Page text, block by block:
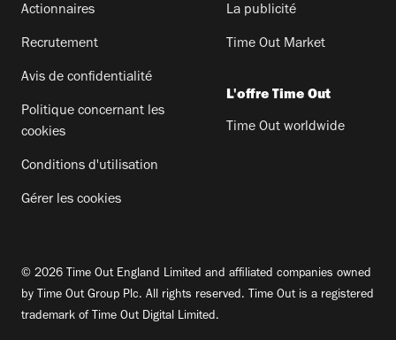
Actionnaires
Recrutement
Avis de confidentialité
Politique concernant les
cookies
Conditions d'utilisation
Gérer les cookies
La publicité
Time Out Market
L'offre Time Out
Time Out worldwide
© 2026 Time Out England Limited and affiliated companies owned
by Time Out Group Plc. All rights reserved. Time Out is a registered
trademark of Time Out Digital Limited.